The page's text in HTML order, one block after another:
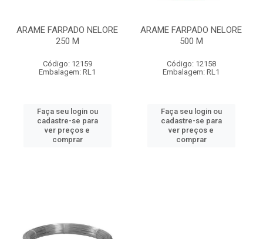
ARAME FARPADO NELORE
250 M
Código: 12159
Embalagem: RL1
Faça seu login ou
cadastre-se para
ver preços e
comprar
ARAME FARPADO NELORE
500 M
Código: 12158
Embalagem: RL1
Faça seu login ou
cadastre-se para
ver preços e
comprar